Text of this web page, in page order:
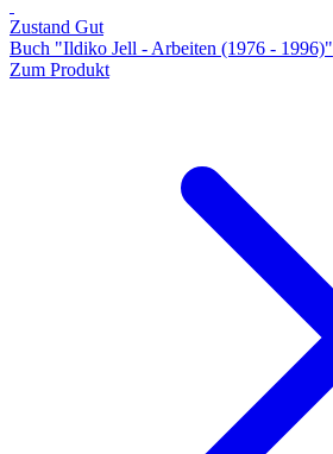
Zustand Gut
Buch "Ildiko Jell - Arbeiten (1976 - 1996)"
Zum Produkt